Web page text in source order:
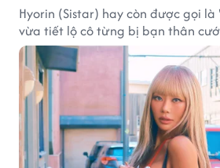
Hyorin (Sistar) hay còn được gọi là
vừa tiết lộ cô từng bị bạn thân